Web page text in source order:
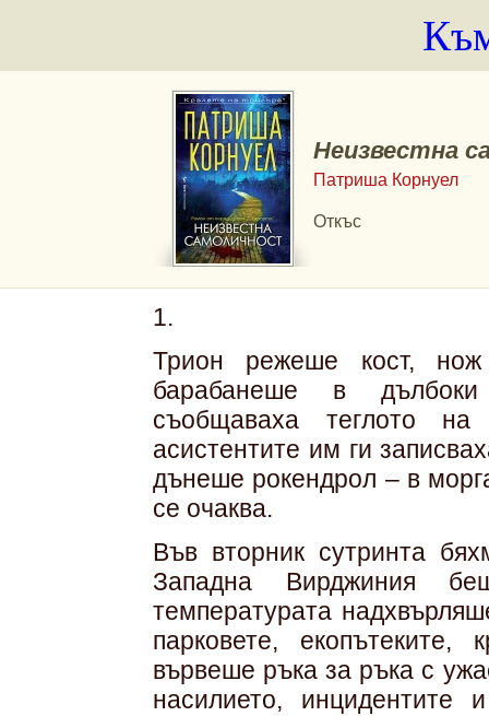
Неизвестна
Патриша Корнуел
Откъс
1.
Трион режеше кост,
барабанеше в
съобщаваха теглото
асистентите им ги
дънеше рокендрол – в
се очаква.
Във вторник сутринта
Западна Вирджиния
температурата
парковете, екопътеките,
вървеше ръка за ръка с
насилието, инцидентите